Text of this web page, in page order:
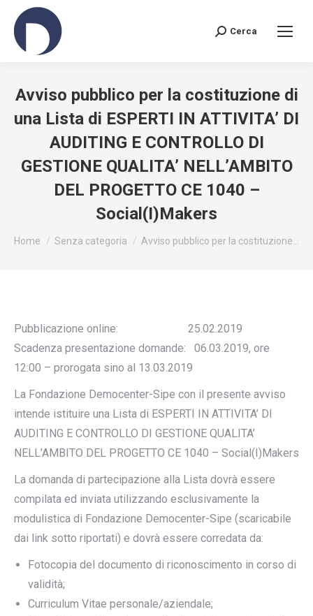
Search:
Cerca
Avviso pubblico per la costituzione di
una Lista di ESPERTI IN ATTIVITA’ DI
AUDITING E CONTROLLO DI
GESTIONE QUALITA’ NELL’AMBITO
DEL PROGETTO CE 1040 –
Social(I)Makers
You are here:
Home Senza categoria Avviso pubblico per la costituzione…
Pubblicazione online: 25.02.2019
Scadenza presentazione domande: 06.03.2019, ore
12:00 – prorogata sino al 13.03.2019
La Fondazione Democenter-Sipe con il presente avviso
intende istituire una Lista di ESPERTI IN ATTIVITA’ DI
AUDITING E CONTROLLO DI GESTIONE QUALITA’
NELL’AMBITO DEL PROGETTO CE 1040 – Social(I)Makers
La domanda di partecipazione alla Lista dovrà essere
compilata ed inviata utilizzando esclusivamente la
modulistica di Fondazione Democenter-Sipe (scaricabile
dai link sotto riportati) e dovrà essere corredata da:
Fotocopia del documento di riconoscimento in corso di
validità;
Curriculum Vitae personale/aziendale;